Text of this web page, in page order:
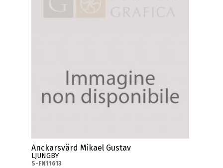
Anckarsvärd Mikael Gustav
LJUNGBY
S-FN11613